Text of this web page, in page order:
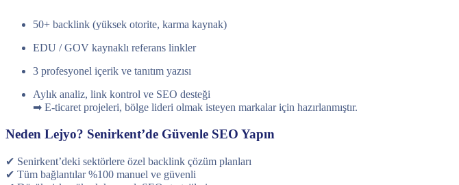
50+ backlink (yüksek otorite, karma kaynak)
EDU / GOV kaynaklı referans linkler
3 profesyonel içerik ve tanıtım yazısı
Aylık analiz, link kontrol ve SEO desteği
➡ E-ticaret projeleri, bölge lideri olmak isteyen markalar için hazırlanmıştır.
Neden Lejyo? Senirkent’de Güvenle SEO Yapın
✔ Senirkent’deki sektörlere özel backlink çözüm planları
✔ Tüm bağlantılar %100 manuel ve güvenli